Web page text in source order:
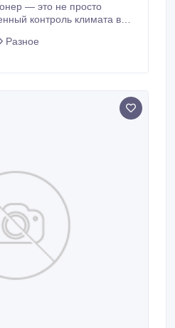
— это не просто
а также
для отдыха и
Разное